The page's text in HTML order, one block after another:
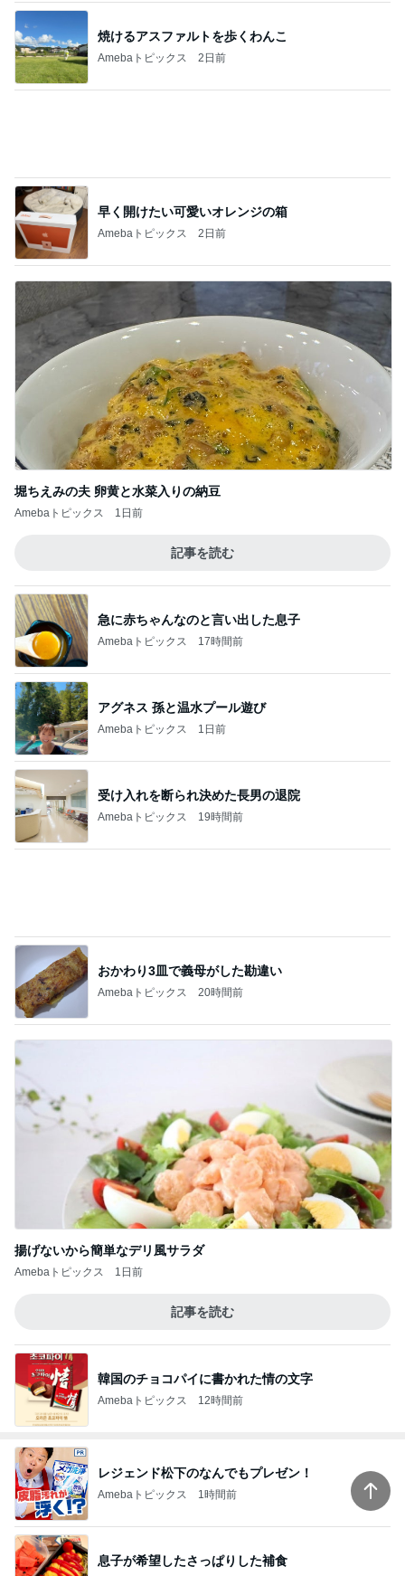
堀ちえみの夫 卵黄と水菜入りの納豆
Amebaトピックス
記事を読む
急に赤ちゃんなのと言い出した息子
Amebaトピックス 17時間前
アグネス 孫と温水プール遊び
Amebaトピックス 1日前
Amebaトピックス 19時間前
おかわり3皿で義母がした勘違い
Amebaトピックス 20時間前
揚げないから簡単なデリ風サラダ
Amebaトピックス
韓国のチョコパイに書かれた情の文字
Amebaトピックス 12時間前
レジェンド松下のなんでもプレゼン！
Amebaトピックス 1時間前
Amebaトピックス 1日前
クロ 風船を4枚破裂させた飾り付け
Amebaトピックス 18時間前
擦らずにサビが落ちる画期的な物